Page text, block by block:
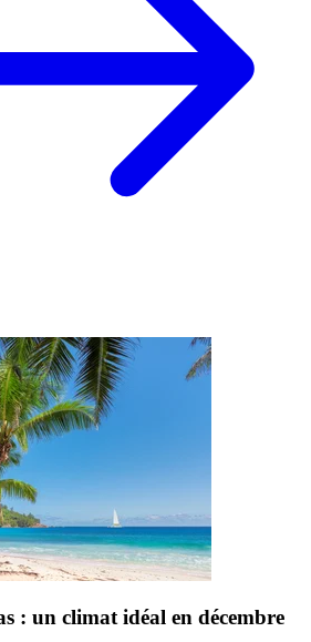
: un climat idéal en décembre